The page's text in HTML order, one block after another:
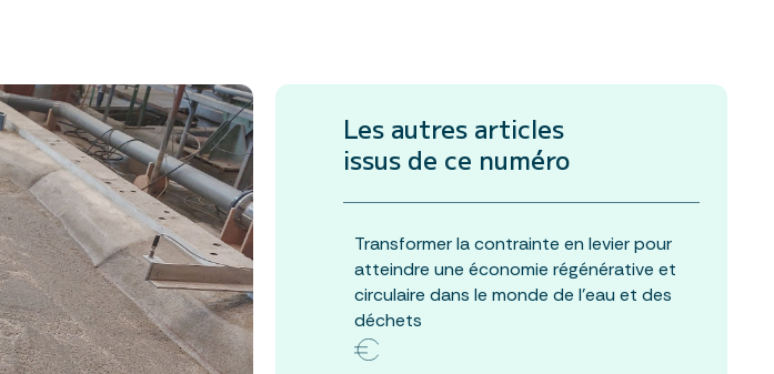
Les autres articles
issus de ce numéro
Transformer la contrainte en levier pour
atteindre une économie régénérative et
circulaire dans le monde de l’eau et des
déchets